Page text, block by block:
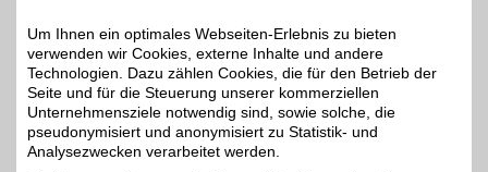
42,1 km
5%
Autohaus Böttche
Lutherstr. 34-37,
06842
Dessau-Roßlau
Auf Karte anzeigen
Um Ihnen ein optimales Webseiten-Erlebnis zu bieten
verwenden wir Cookies, externe Inhalte und andere
Technologien. Dazu zählen Cookies, die für den Betrieb der
Seite und für die Steuerung unserer kommerziellen
Unternehmensziele notwendig sind, sowie solche, die
pseudonymisiert und anonymisiert zu Statistik- und
Analysezwecken verarbeitet werden.